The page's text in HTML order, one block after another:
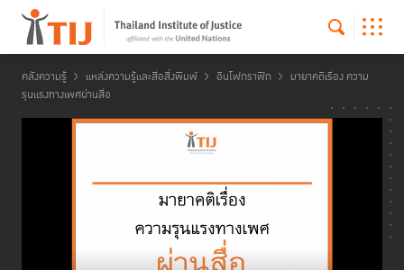
คลังความรู้ แหล่งความรู้และสื่อสิ่งพิมพ์ อินโฟกราฟิก
มายาคติเรื่อง ความ
รุนแรงทางเพศผ่านสื่อ